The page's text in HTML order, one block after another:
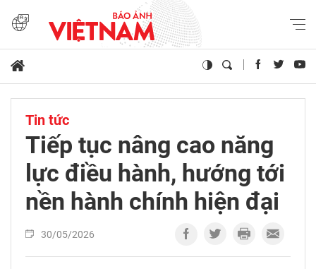
Tin tức
Tiếp tục nâng cao năng
lực điều hành, hướng tới
nền hành chính hiện đại
30/05/2026